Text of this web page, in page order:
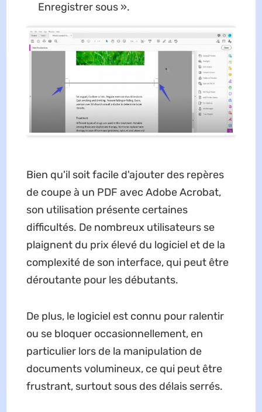
Enregistrer sous ».
Bien qu'il soit facile d'ajouter des repères
de coupe à un PDF avec Adobe Acrobat,
son utilisation présente certaines
difficultés. De nombreux utilisateurs se
plaignent du prix élevé du logiciel et de la
complexité de son interface, qui peut être
déroutante pour les débutants.
De plus, le logiciel est connu pour ralentir
ou se bloquer occasionnellement, en
particulier lors de la manipulation de
documents volumineux, ce qui peut être
frustrant, surtout sous des délais serrés.